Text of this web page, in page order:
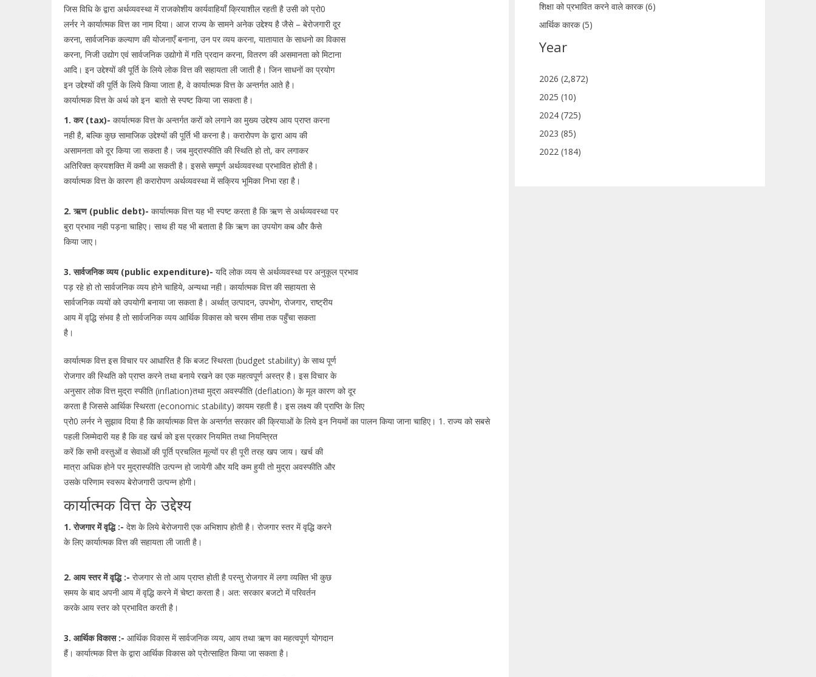
जिस विधि के द्वारा अर्थव्यवस्था में राजकोशीय कार्यवाहियाँ क्रियाशील रहती है उसी को प्रो0
लर्नर ने कार्यात्मक वित्त का नाम दिया। आज राज्य के सामने अनेक उद्देश्य है जैसे – बेरोजगारी दूर
करना, सार्वजनिक कल्याण की योजनाएँ बनाना, उन पर व्यय करना, यातायात के साधनो का विकास
करना, निजी उद्योग एवं सार्वजनिक उद्योगो में गति प्रदान करना, वितरण की असमानता को मिटाना
आदि। इन उद्देश्यों की पूर्ति के लिये लोक वित्त की सहायता ली जाती है। जिन साधनों का प्रयोग
इन उद्देश्यों की पूर्ति के लिये किया जाता है, वे कार्यात्मक वित्त के अन्तर्गत आते है।
कार्यात्मक वित्त के अर्थ को इन बातो से स्पष्ट किया जा सकता है।
1. कर (tax)- कार्यात्मक वित्त के अन्तर्गत करों को लगाने का मुख्य उद्देश्य आय प्राप्त करना
नही है, बल्कि कुछ सामाजिक उद्देश्यों की पूर्ति भी करना है। करारोपण के द्वारा आय की
असामनता को दूर किया जा सकता है। जब मुद्रास्फीति की स्थिति हो तो, कर लगाकर
अतिरिक्त क्रयशक्ति में कमी आ सकती है। इससे सम्पूर्ण अर्थव्यवस्था प्रभावित होती है।
कार्यात्मक वित्त के कारण ही करारोपण अर्थव्यवस्था में सक्रिय भूमिका निभा रहा है।
2. ऋण (public debt)- कार्यात्मक वित्त यह भी स्पष्ट करता है कि ऋण से अर्थव्यवस्था पर
बुरा प्रभाव नही पड़ना चाहिए। साथ ही यह भी बताता है कि ऋण का उपयोग कब और कैसे
किया जाए।
3. सार्वजनिक व्यय (public expenditure)- यदि लोक व्यय से अर्थव्यवस्था पर अनुकूल प्रभाव
पड़ रहे हो तो सार्वजनिक व्यय होने चाहिये, अन्यथा नही। कार्यात्मक वित्त की सहायता से
सार्वजनिक व्ययों को उपयोगी बनाया जा सकता है। अर्थात् उत्पादन, उपभोग, रोजगार, राष्ट्रीय
आय में वृद्धि संभव है तो सार्वजनिक व्यय आर्थिक विकास को चरम सीमा तक पहुँचा सकता
है।
कार्यात्मक वित्त इस विचार पर आधारित है कि बजट स्थिरता (budget stability) के साथ पूर्ण
रोजगार की स्थिति को प्राप्त करने तथा बनाये रखने का एक महत्वपूर्ण अस्त्र है। इस विचार के
अनुसार लोक वित्त मुद्रा स्फीति (inflation)तथा मुद्रा अवस्फीति (deflation) के मूल कारण को दूर
करता है जिससे आर्थिक स्थिरता (economic stability) कायम रहती है। इस लक्ष्य की प्राप्ति के लिए
प्रो0 लर्नर ने सुझाव दिया है कि कार्यात्मक वित्त के अन्तर्गत सरकार की क्रियाओं के लिये इन नियमों का पालन किया जाना चाहिए। 1. राज्य को सबसे
पहली जिम्मेदारी यह है कि वह खर्च को इस प्रकार नियमित तथा नियन्त्रित
करें कि सभी वस्तुओं व सेवाओं की पूर्ति प्रचलित मूल्यों पर ही पूरी तरह खप जाय। खर्च की
मात्रा अधिक होने पर मुद्रास्फीति उत्पन्न हो जायेगी और यदि कम हुयी तो मुद्रा अवस्फीति और
उसके परिणाम स्वरूप बेरोजगारी उत्पन्न होगी।
कार्यात्मक वित्त के उद्देश्य
1. रोजगार में वृद्धि :- देश के लिये बेरोजगारी एक अभिशाप होती है। रोजगार स्तर में वृद्धि करने
के लिए कार्यात्मक वित्त की सहायता ली जाती है।
2. आय स्तर में वृद्धि :- रोजगार से तो आय प्राप्त होती है परन्तु रोजगार में लगा व्यक्ति भी कुछ
समय के बाद अपनी आय में वृद्धि करने में चेष्टा करता है। अत: सरकार बजटो में परिवर्तन
करके आय स्तर को प्रभावित करती है।
3. आर्थिक विकास :- आर्थिक विकास में सार्वजनिक व्यय, आय तथा ऋण का महत्वपूर्ण योगदान
हैं। कार्यात्मक वित्त के द्वारा आर्थिक विकास को प्रोत्साहित किया जा सकता है।
शिक्षा को प्रभावित करने वाले कारक (6)
आर्थिक कारक (5)
Year
2026 (2,872)
2025 (10)
2024 (725)
2023 (85)
2022 (184)